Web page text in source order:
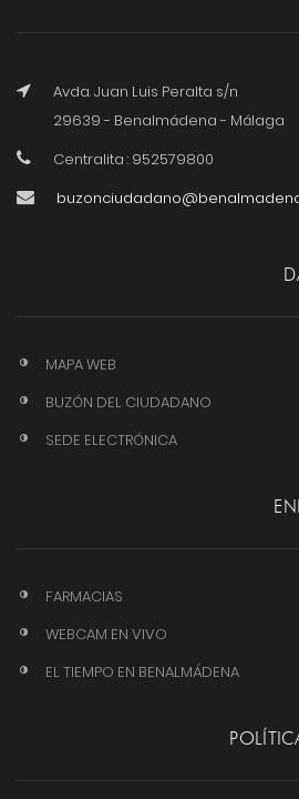
Avda. Juan Luis Peralta s/n
29639 - Benalmádena - Málaga
Centralita : 952579800
MAPA WEB
BUZÓN DEL CIUDADANO
SEDE ELECTRÓNICA
FARMACIAS
WEBCAM EN VIVO
EL TIEMPO EN BENALMÁDENA